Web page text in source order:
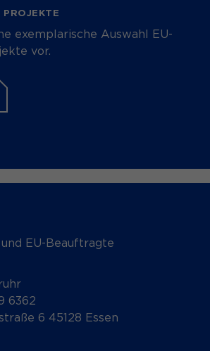
PROJEKTE
exemplarische Auswahl EU-
vor.
EU-Beauftragte
6362
6 45128 Essen